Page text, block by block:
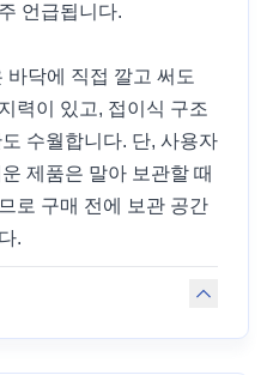
언급됩니다.
닥에 직접 깔고 써도
력이 있고, 접이식 구조
수월합니다. 단, 사용자
제품은 말아 보관할 때
로 구매 전에 보관 공간
.